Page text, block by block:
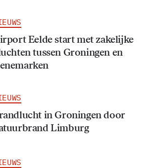
Eelde start met zakelijke
tussen Groningen en
in Groningen door
Limburg